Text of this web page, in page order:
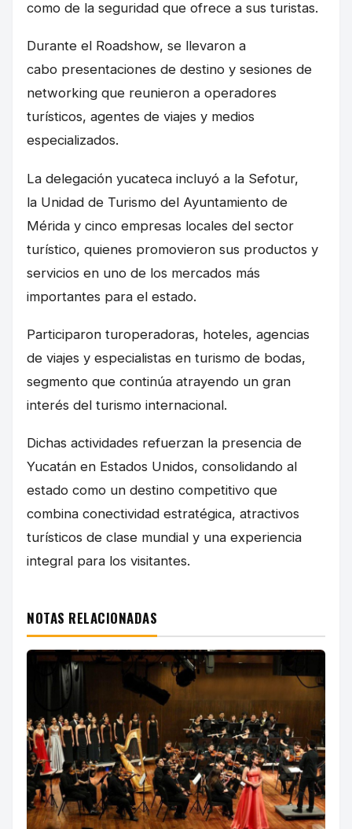
como de la seguridad que ofrece a sus turistas.
Durante el Roadshow, se llevaron a
cabo presentaciones de destino y sesiones de
networking que reunieron a operadores
turísticos, agentes de viajes y medios
especializados.
La delegación yucateca incluyó a la Sefotur,
la Unidad de Turismo del Ayuntamiento de
Mérida y cinco empresas locales del sector
turístico, quienes promovieron sus productos y
servicios en uno de los mercados más
importantes para el estado.
Participaron turoperadoras, hoteles, agencias
de viajes y especialistas en turismo de bodas,
segmento que continúa atrayendo un gran
interés del turismo internacional.
Dichas actividades refuerzan la presencia de
Yucatán en Estados Unidos, consolidando al
estado como un destino competitivo que
combina conectividad estratégica, atractivos
turísticos de clase mundial y una experiencia
integral para los visitantes.
NOTAS RELACIONADAS